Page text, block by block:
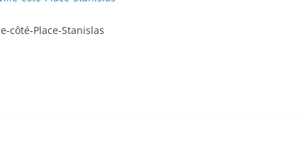
côté-Place-Stanislas